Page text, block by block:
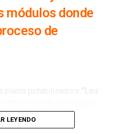
módulos donde
de
para modernizar una
de agua
LEYENDO